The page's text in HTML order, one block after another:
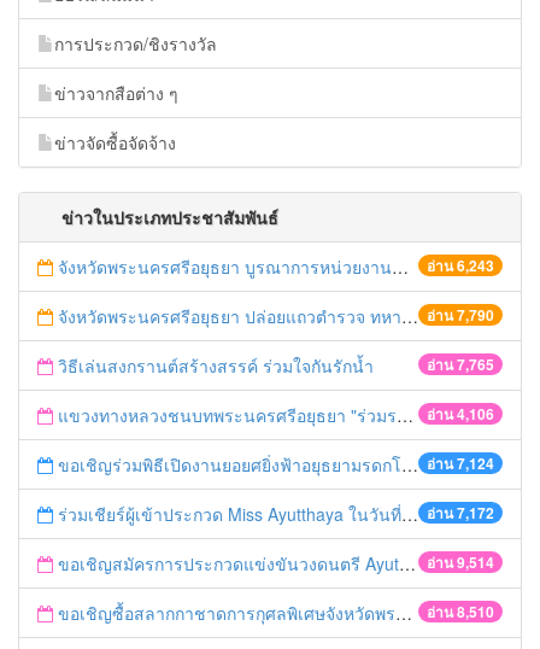
การประกวด/ชิงรางวัล
ข่าวจากสือต่าง ๆ
ข่าวจัดซื้อจัดจ้าง
ข่าวในประเภทประชาสัมพันธ์
อ่าน 6,243
จังหวัดพระนครศรีอยุธยา บูรณาการหน่วยงานที่เกี่ยวข้อง ลงพื้นที่จัดระเบียบและดำเนินมาตรการตามบทลงโทษสูงสุดกับผู้ประกอบการร้านค้าที่ยังฝ่าฝืนตั้งร้านค้ารุกล้ำเขตพื้นที่ทางหลวง เตรียมความปลอดภัยก่อนเทศกาลสงกรานต์
อ่าน 7,790
จังหวัดพระนครศรีอยุธยา ปล่อยแถวตำรวจ ทหาร ฝ่ายปกครอง กว่า 100 นาย ตรวจเข้มท่ารถสาธารณะ สถานีขนส่งรถโดยสาร วินรถตู้ และสถานีรถไฟ เตรียมรับมือเทศกาลสงกรานต์
อ่าน 7,765
วิธีเล่นสงกรานต์สร้างสรรค์ ร่วมใจกันรักน้ำ
อ่าน 4,106
แขวงทางหลวงชนบทพระนครศรีอยุธยา "ร่วมรณรงค์ ขับช้า เปิดไฟหน้า คาดเข็มขัด" เทศกาลสงกรานต์ ปี 2561
อ่าน 7,124
ขอเชิญร่วมพิธีเปิดงานยอยศยิ่งฟ้าอยุธยามรดกโลก
อ่าน 7,172
ร่วมเชียร์ผู้เข้าประกวด Miss Ayutthaya ในวันที่ 15 ธันวาคม 2560
อ่าน 9,514
ขอเชิญสมัครการประกวดแข่งขันวงดนตรี Ayutthaya battle of the bands
อ่าน 8,510
ขอเชิญซื้อสลากกาชาดการกุศลพิเศษจังหวัดพระนครศรีอยุธยา 2560